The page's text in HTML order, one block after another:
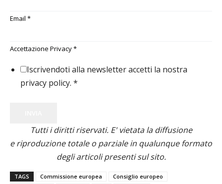
Email *
Accettazione Privacy*
Iscrivendoti alla newsletter accetti la nostra
privacy policy. *
Tutti i diritti riservati. E' vietata la diffusione
e riproduzione totale o parziale in qualunque formato
degli articoli presenti sul sito.
TAGS Commissione europea
Consiglio europeo